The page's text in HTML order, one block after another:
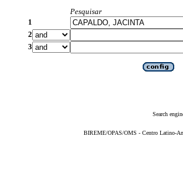
Pesquisar
1
2
3
Search
BIREME/OPAS/OMS - Centro Latino-